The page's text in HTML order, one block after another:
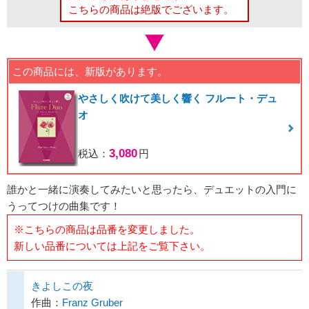
こちらの商品は絶版でございます。
この商品には、新版があります。
やさしく吹けて美しく響く フルート・デュ
オ
税込： 3,080円
誰かと一緒に演奏してみたいと思ったら、デュエットの入門に
うってつけの曲集です！
※こちらの商品は品番を変更しました。
新しい品番については上記をご覧下さい。
きよしこの夜
作曲： Franz Gruber